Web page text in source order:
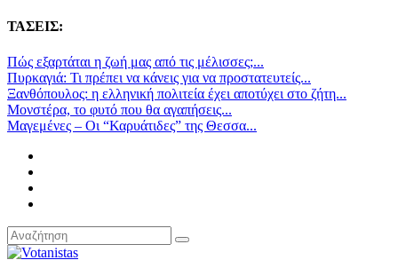
ΤΑΣΕΙΣ:
Πώς εξαρτάται η ζωή μας από τις μέλισσες;...
Πυρκαγιά: Τι πρέπει να κάνεις για να προστατευτείς...
Ξανθόπουλος: η ελληνική πολιτεία έχει αποτύχει στο ζήτη...
Μονστέρα, το φυτό που θα αγαπήσεις...
Μαγεμένες – Οι “Καρυάτιδες” της Θεσσα...